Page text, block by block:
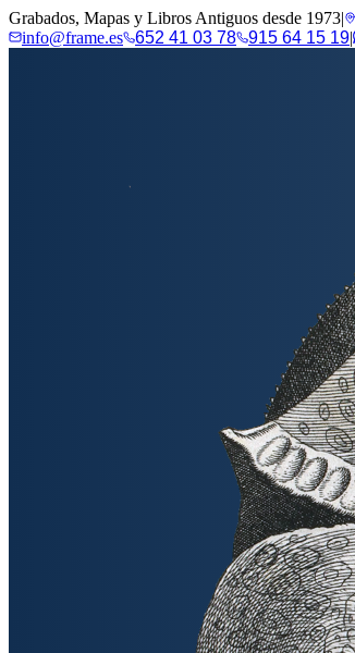
Grabados, Mapas y Libros Antiguos desde 1973|
info@frame.es
652 41 03 78 915 64 15 19|